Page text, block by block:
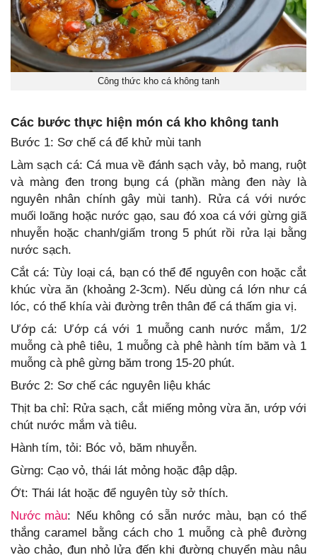
Công thức kho cá không tanh
Các bước thực hiện món cá kho không tanh
Bước 1: Sơ chế cá để khử mùi tanh
Làm sạch cá: Cá mua về đánh sạch vảy, bỏ mang, ruột
và màng đen trong bụng cá (phần màng đen này là
nguyên nhân chính gây mùi tanh). Rửa cá với nước
muối loãng hoặc nước gạo, sau đó xoa cá với gừng giã
nhuyễn hoặc chanh/giấm trong 5 phút rồi rửa lại bằng
nước sạch.
Cắt cá: Tùy loại cá, bạn có thể để nguyên con hoặc cắt
khúc vừa ăn (khoảng 2-3cm). Nếu dùng cá lớn như cá
lóc, có thể khía vài đường trên thân để cá thấm gia vị.
Ướp cá: Ướp cá với 1 muỗng canh nước mắm, 1/2
muỗng cà phê tiêu, 1 muỗng cà phê hành tím băm và 1
muỗng cà phê gừng băm trong 15-20 phút.
Bước 2: Sơ chế các nguyên liệu khác
Thịt ba chỉ: Rửa sạch, cắt miếng mỏng vừa ăn, ướp với
chút nước mắm và tiêu.
Hành tím, tỏi: Bóc vỏ, băm nhuyễn.
Gừng: Cạo vỏ, thái lát mỏng hoặc đập dập.
Ớt: Thái lát hoặc để nguyên tùy sở thích.
Nước màu: Nếu không có sẵn nước màu, bạn có thể
thắng caramel bằng cách cho 1 muỗng cà phê đường
vào chảo, đun nhỏ lửa đến khi đường chuyển màu nâu